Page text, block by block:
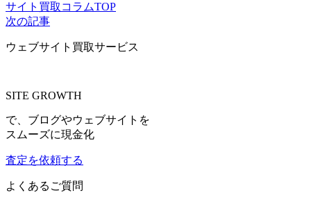
サイト買取コラムTOP
次の記事
ウェブサイト買取サービス
SITE GROWTH
で、ブログやウェブサイトを
スムーズに現金化
査定を依頼する
よくあるご質問